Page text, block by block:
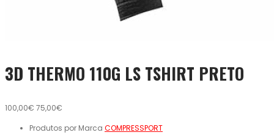
3D THERMO 110G LS TSHIRT PRETO
100,00€ 75,00€
Produtos por Marca COMPRESSPORT